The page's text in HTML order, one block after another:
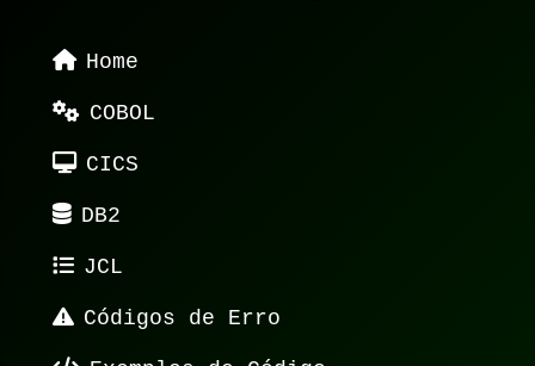
Home
COBOL
CICS
DB2
JCL
Códigos de Erro